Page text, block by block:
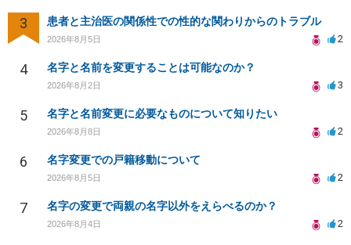
3 患者と主治医の関係性での性的な関わりからのトラブル
2026年8月5日 2
4 名字と名前を変更することは可能なのか？
2026年8月2日 3
5 名字と名前変更に必要なものについて知りたい
2026年8月8日 2
6 名字変更での戸籍移動について
2026年8月5日 2
7 名字の変更で両親の名字以外をえらべるのか？
2026年8月4日 2